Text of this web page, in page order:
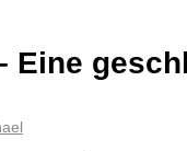
Eine